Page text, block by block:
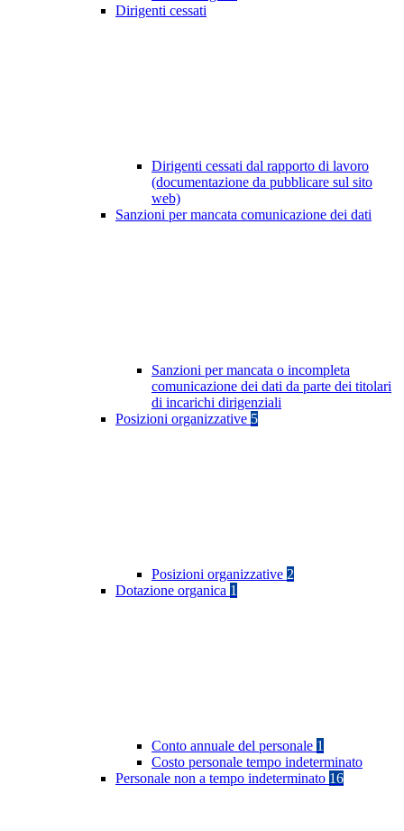
Dirigenti cessati
Dirigenti cessati dal rapporto di lavoro
(documentazione da pubblicare sul sito
web)
Sanzioni per mancata comunicazione dei dati
Sanzioni per mancata o incompleta
comunicazione dei dati da parte dei titolari
di incarichi dirigenziali
Posizioni organizzative 5
Posizioni organizzative 2
Dotazione organica 1
Conto annuale del personale 1
Costo personale tempo indeterminato
Personale non a tempo indeterminato 16